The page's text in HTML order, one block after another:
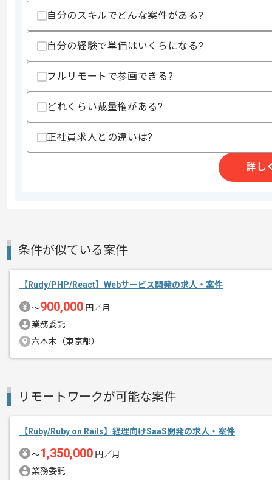
スキル
・Rubyを用いた開発実務経験2年以上
・RubyonRailsを用いた開発実務経験
歓迎スキル
・クラウドを用いた開発経験
スキルに不安がある方へ
その他募集要項
商談回数
エージェントからのコ オープンイノベーションのプラットフォ
自分のスキルでどんな案件がある?
自分の経験で単価はいくらになる?
フルリモートで参画できる?
どれくらい裁量権がある?
正社員求人との違いは?
詳し
条件が似ている案件
【Rudy/PHP/React】Webサービス開発の求人・案件
〜900,000 円／月
業務委託
六本木（東京都）
リモートワークが可能な案件
【Ruby/Ruby on Rails】経理向けSaaS開発の求人・案件
〜1,350,000 円／月
業務委託